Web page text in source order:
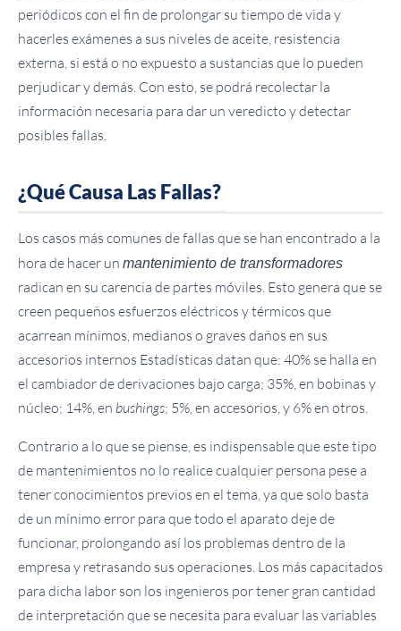
periódicos con el fin de prolongar su tiempo de vida y
hacerles exámenes a sus niveles de aceite, resistencia
externa, si está o no expuesto a sustancias que lo pueden
perjudicar y demás. Con esto, se podrá recolectar la
información necesaria para dar un veredicto y detectar
posibles fallas.
¿Qué Causa Las Fallas?
Los casos más comunes de fallas que se han encontrado a la
hora de hacer un mantenimiento de transformadores
radican en su carencia de partes móviles. Esto genera que se
creen pequeños esfuerzos eléctricos y térmicos que
acarrean mínimos, medianos o graves daños en sus
accesorios internos Estadísticas datan que: 40% se halla en
el cambiador de derivaciones bajo carga; 35%, en bobinas y
núcleo; 14%, en bushings; 5%, en accesorios, y 6% en otros.
Contrario a lo que se piense, es indispensable que este tipo
de mantenimientos no lo realice cualquier persona pese a
tener conocimientos previos en el tema, ya que solo basta
de un mínimo error para que todo el aparato deje de
funcionar, prolongando así los problemas dentro de la
empresa y retrasando sus operaciones. Los más capacitados
para dicha labor son los ingenieros por tener gran cantidad
de interpretación que se necesita para evaluar las variables